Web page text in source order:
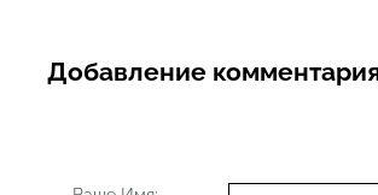
Добавление